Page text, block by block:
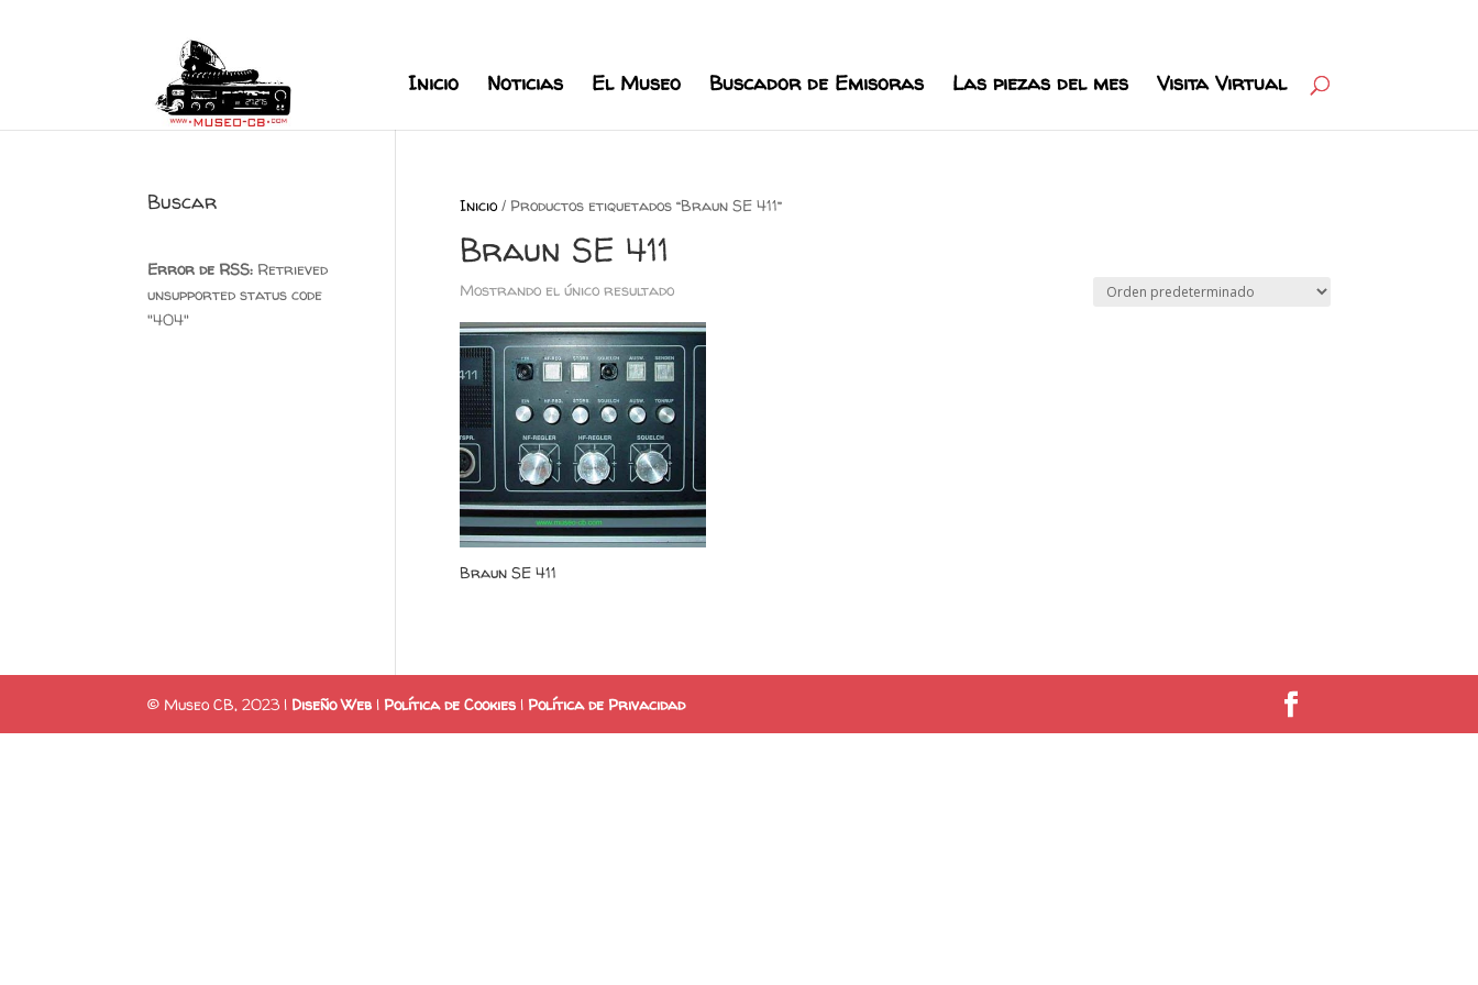
Inicio Noticias El Museo Buscador de Emisoras Las piezas del mes Visita Virtual
Inicio/ Productos etiquetados “Braun SE 411”
Braun SE 411
Mostrando el único resultado
Braun SE 411
Buscar
Error de RSS: Retrieved
unsupported status code
"404"
© Museo CB, 2023 | Diseño Web | Política de Cookies | Política de Privacidad